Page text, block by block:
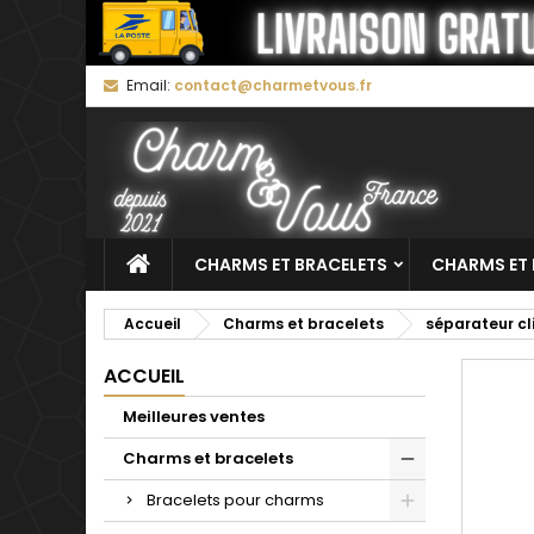
Email: contact@charmetvous.fr
CHARMS ET BRACELETS CHARMS ET
Accueil Charms et bracelets séparateur
ACCUEIL
Meilleures ventes
Charms et bracelets
Bracelets pour charms